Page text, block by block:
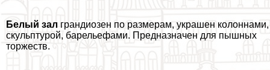
Белый зал грандиозен по размерам, украшен колоннами,
скульптурой, барельефами. Предназначен для пышных
торжеств.